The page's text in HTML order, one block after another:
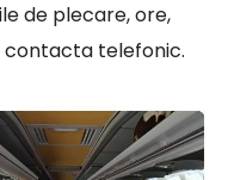
de plecare, ore,
contacta telefonic.